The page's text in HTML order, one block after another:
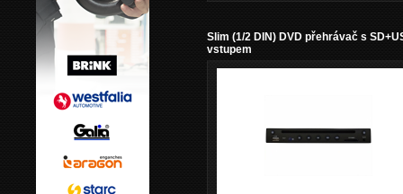
Slim (1/2 DIN) DVD přehrávač s
vstupem